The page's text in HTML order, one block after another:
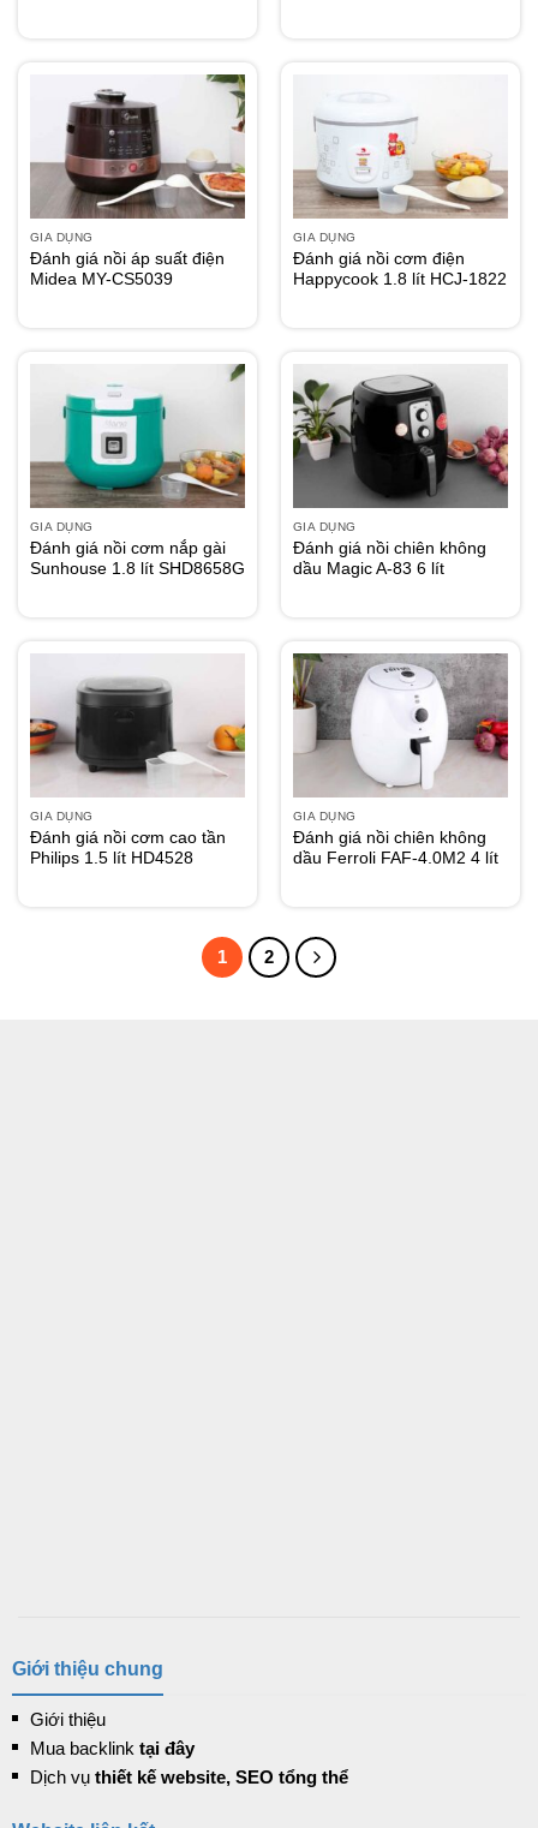
GIA DỤNG
Đánh giá nồi áp suất điện
Midea MY-CS5039
GIA DỤNG
Đánh giá nồi cơm điện
Happycook 1.8 lít HCJ-1822
GIA DỤNG
Đánh giá nồi cơm nắp gài
Sunhouse 1.8 lít SHD8658G
GIA DỤNG
Đánh giá nồi chiên không
dầu Magic A-83 6 lít
GIA DỤNG
Đánh giá nồi cơm cao tần
Philips 1.5 lít HD4528
GIA DỤNG
Đánh giá nồi chiên không
dầu Ferroli FAF-4.0M2 4 lít
1 2
Giới thiệu chung
Giới thiệu
Mua backlink tại đây
Dịch vụthiết kế website, SEO tổng thể